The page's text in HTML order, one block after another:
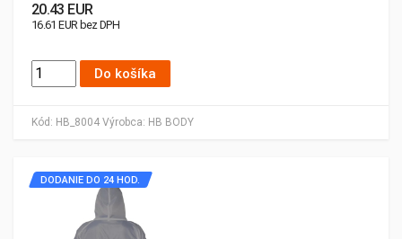
Kód: HB_8004 Výrobca: HB BODY
20.43 EUR
16.61 EUR bez DPH
Do košíka
DODANIE DO 24 HOD.